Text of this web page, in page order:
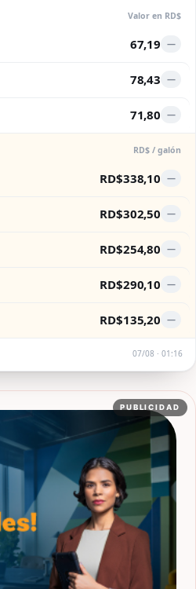
Valor en RD$
67,19 —
78,43 —
71,80 —
RD$ / galón
RD$338,10 —
RD$302,50 —
RD$254,80 —
RD$290,10 —
RD$135,20 —
07/08 · 01:16
PUBLICIDAD